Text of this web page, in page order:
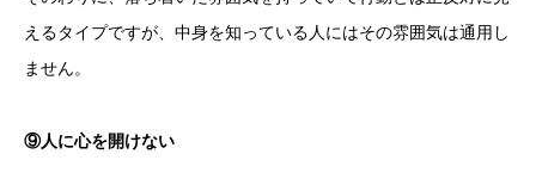
えるタイプですが、中身を知っている人にはその雰囲気は通用し
ません。
⑨人に心を開けない